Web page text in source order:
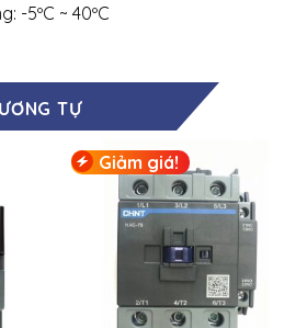
-5ºC ~ 40ºC
TỰ
Giảm giá!